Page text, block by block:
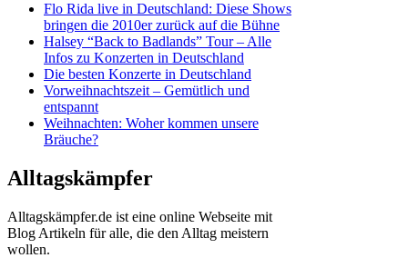
Flo Rida live in Deutschland: Diese Shows
bringen die 2010er zurück auf die Bühne
Halsey “Back to Badlands” Tour – Alle
Infos zu Konzerten in Deutschland
Die besten Konzerte in Deutschland
Vorweihnachtszeit – Gemütlich und
entspannt
Weihnachten: Woher kommen unsere
Bräuche?
Alltagskämpfer
Alltagskämpfer.de ist eine online Webseite mit
Blog Artikeln für alle, die den Alltag meistern
wollen.